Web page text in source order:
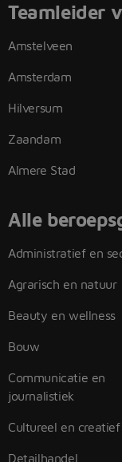
Teamleider
Amstelveen
Amsterdam
Hilversum
Zaandam
Almere Stad
Alle
Administratief en
Agrarisch en natuur
Beauty en wellness
Bouw
Communicatie en
journalistiek
Cultureel en creatief
Detailhandel